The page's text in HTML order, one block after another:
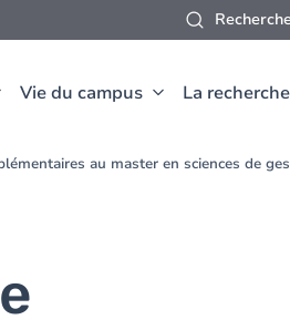
Vie du campus La recherche
au master en sciences de